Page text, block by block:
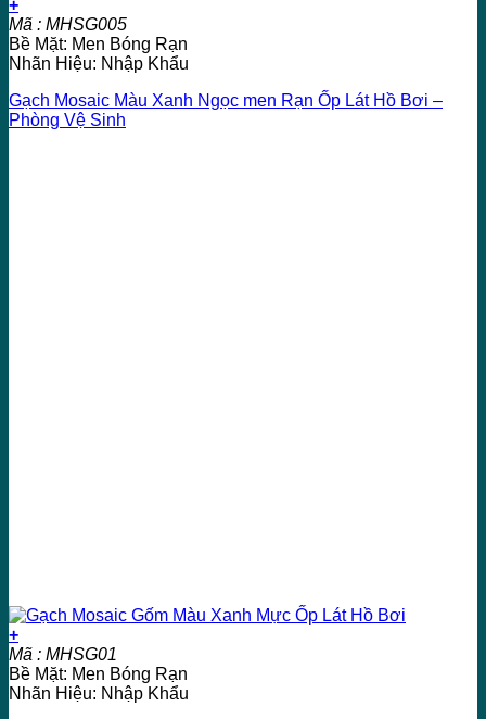
+
Mã : MHSG005
Bề Mặt: Men Bóng Rạn
Nhãn Hiệu: Nhập Khẩu
Gạch Mosaic Màu Xanh Ngọc men Rạn Ốp Lát Hồ Bơi –
Phòng Vệ Sinh
+
Mã : MHSG01
Bề Mặt: Men Bóng Rạn
Nhãn Hiệu: Nhập Khẩu